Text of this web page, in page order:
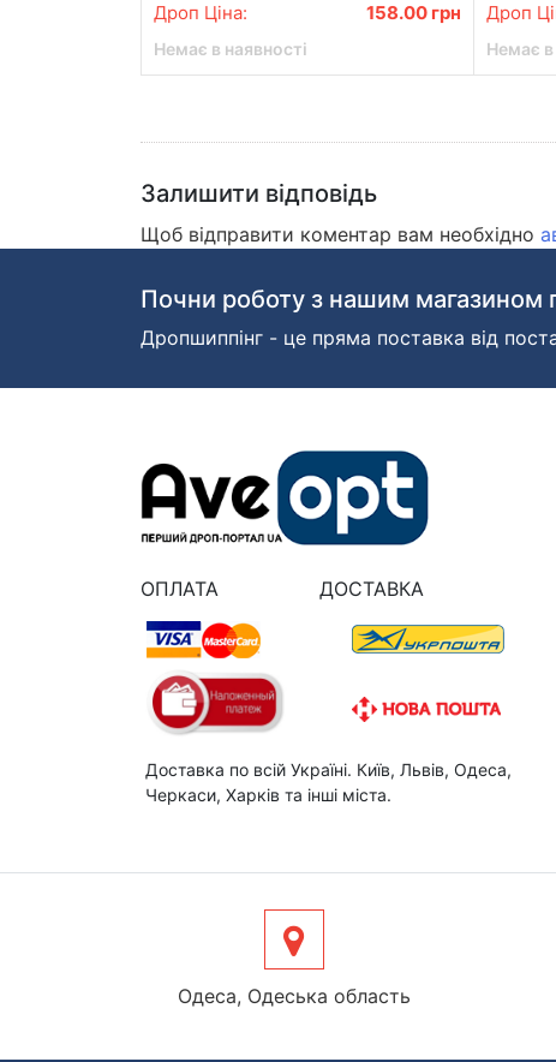
Дроп Ціна: 158.00 грн
Немає в наявності
Дроп
Немає в
Залишити відповідь
Щоб відправити коментар вам необхідно
Почни роботу з нашим магазином
Дропшиппінг - це пряма поставка від
ОПЛАТА ДОСТАВКА
Доставка по всій Україні. Київ, Львів, Одеса,
Черкаси, Харків та інші міста.
Одеса, Одеська область